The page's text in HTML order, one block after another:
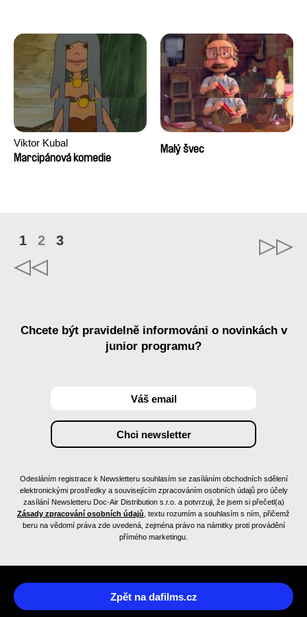
Viktor Kubal
Marcipánová komedie
Malý švec
1 2 3
Chcete být pravidelně informováni o novinkách v
junior programu?
Odesláním registrace k Newsletteru souhlasím se zasíláním obchodních sdělení
elektronickými prostředky a souvisejícím zpracováním osobních údajů pro účely
zasílání Newsletteru Doc-Air Distribution s.r.o. a potvrzuji, že jsem si přečetl(a)
Zásady zpracování osobních údajů , textu rozumím a souhlasím s ním, přičemž
beru na vědomí práva zde uvedená, zejména právo na námitky proti provádění
přímého marketingu.
Zpět na dafilms.cz